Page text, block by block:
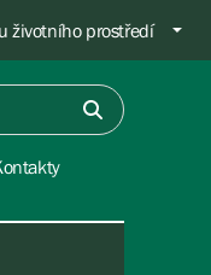
životního prostředí